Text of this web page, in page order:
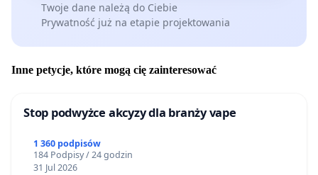
Twoje dane należą do Ciebie
Prywatność już na etapie projektowania
Inne petycje, które mogą cię zainteresować
Stop podwyżce akcyzy dla branży vape
1 360 podpisów
184 Podpisy / 24 godzin
31 Jul 2026